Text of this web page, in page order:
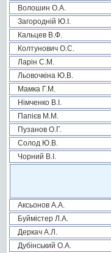
Волошин О.А.
Загородній Ю.І.
Кальцев В.Ф.
Колтунович О.С.
Ларін С.М.
Льовочкіна Ю.В.
Мамка Г.М.
Німченко В.І.
Папієв М.М.
Пузанов О.Г.
Солод Ю.В.
Чорний В.І.
Аксьонов А.А.
Буймістер Л.А.
Деркач А.Л.
Дубінський О.А.